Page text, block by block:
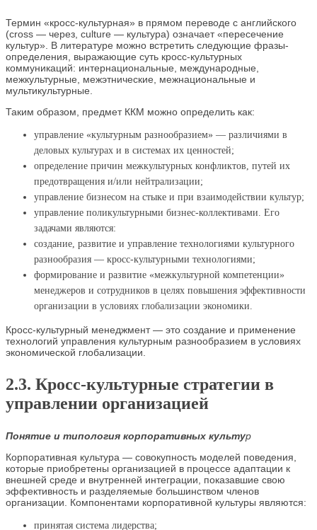
Термин «кросс-культурная» в прямом переводе с английского
(cross — через, culture — культура) означает «пересечение
культур». В литературе можно встретить следующие фразы-
определения, выражающие суть кросс-культурных
коммуникаций: интернациональные, международные,
межкультурные, межэтнические, межнациональные и
мультикультурные.
Таким образом, предмет ККМ можно определить как:
управление «культурным разнообразием» — различиями в
деловых культурах и в системах их ценностей;
определение причин межкультурных конфликтов, путей их
предотвращения и/или нейтрализации;
управление бизнесом на стыке и при взаимодействии культур;
управление поликультурными бизнес-коллективами. Его
задачами являются:
создание, развитие и управление технологиями культурного
разнообразия — кросс-культурными технологиями;
формирование и развитие «межкультурной компетенции»
менеджеров и сотрудников в целях повышения эффективности
организации в условиях глобализации экономики.
Кросс-культурный менеджмент — это создание и применение
технологий управления культурным разнообразием в условиях
экономической глобализации.
2.3. Кросс‑культурные стратегии в
управлении организацией
Понятие и типология корпоративных культур
Корпоративная культура — совокупность моделей поведения,
которые приобретены организацией в процессе адаптации к
внешней среде и внутренней интеграции, показавшие свою
эффективность и разделяемые большинством членов
организации. Компонентами корпоративной культуры являются:
принятая система лидерства;